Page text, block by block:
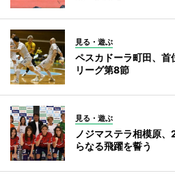
見る・遊ぶ
ペスカドーラ町田、
リーグ第8節
見る・遊ぶ
ノジマステラ相模原
らなる飛躍を誓う